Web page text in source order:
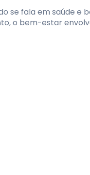
se fala em saúde e
o bem-estar